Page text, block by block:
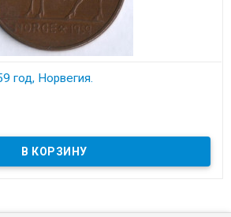
год, Норвегия.